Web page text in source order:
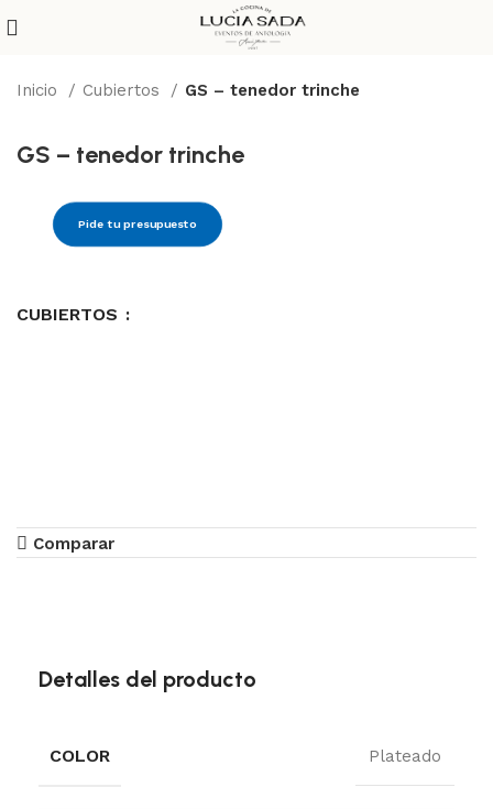
Inicio Cubiertos GS – tenedor trinche
GS – tenedor trinche
Pide tu presupuesto
CUBIERTOS
Comparar
Detalles del producto
COLOR Plateado